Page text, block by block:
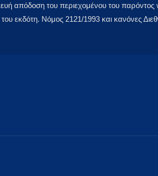
απόδοση του περιεχομένου του παρόντος
εκδότη. Νόμος 2121/1993 και κανόνες